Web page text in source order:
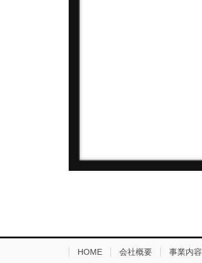
HOME 会社概要 事業内容